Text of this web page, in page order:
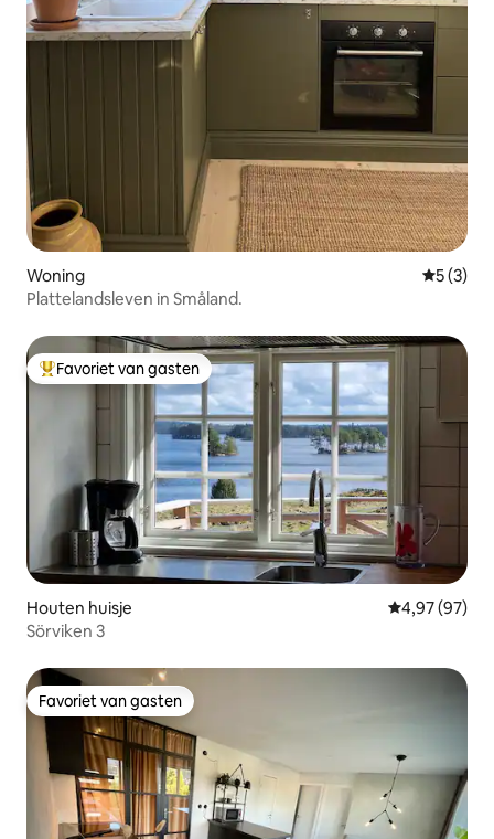
Woning
5 (3)
Plattelandsleven in Småland.
Topfavoriet van gasten
Favoriet van gasten
Houten huisje Gemiddelde
4,97 (97)
Sörviken 3
Favoriet van gasten
Favoriet van gasten